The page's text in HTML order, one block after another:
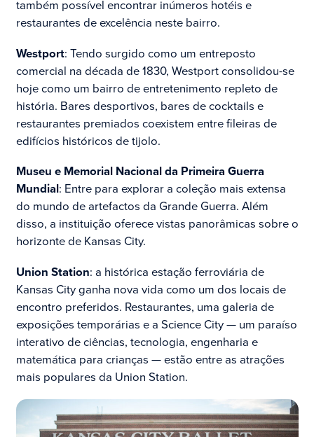
também possível encontrar inúmeros hotéis e
restaurantes de excelência neste bairro.
Westport: Tendo surgido como um entreposto
comercial na década de 1830, Westport consolidou-se
hoje como um bairro de entretenimento repleto de
história. Bares desportivos, bares de cocktails e
restaurantes premiados coexistem entre fileiras de
edifícios históricos de tijolo.
Museu e Memorial Nacional da Primeira Guerra
Mundial: Entre para explorar a coleção mais extensa
do mundo de artefactos da Grande Guerra. Além
disso, a instituição oferece vistas panorâmicas sobre o
horizonte de Kansas City.
Union Station: a histórica estação ferroviária de
Kansas City ganha nova vida como um dos locais de
encontro preferidos. Restaurantes, uma galeria de
exposições temporárias e a Science City — um paraíso
interativo de ciências, tecnologia, engenharia e
matemática para crianças — estão entre as atrações
mais populares da Union Station.